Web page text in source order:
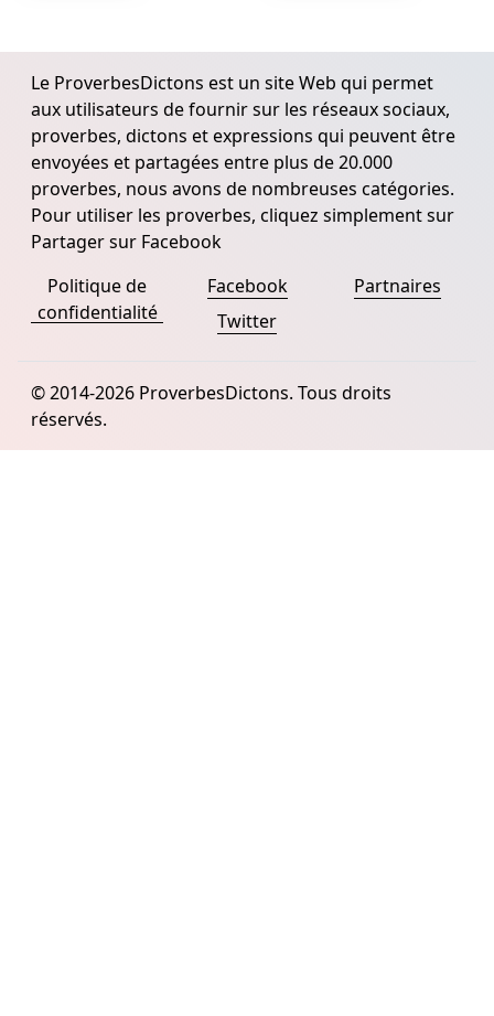
Le ProverbesDictons est un site Web qui permet
aux utilisateurs de fournir sur les réseaux sociaux,
proverbes, dictons et expressions qui peuvent être
envoyées et partagées entre plus de 20.000
proverbes, nous avons de nombreuses catégories.
Pour utiliser les proverbes, cliquez simplement sur
Partager sur Facebook
Politique de
confidentialité
Facebook
Twitter
Partnaires
© 2014-2026 ProverbesDictons. Tous droits
réservés.